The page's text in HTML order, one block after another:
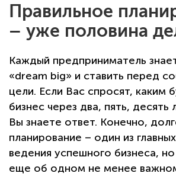
Правильное
– уже половина
Каждый предприниматель
«dream big» и ставить перед
цели. Если Вас спросят, каким
бизнес через два, пять, десять
Вы знаете ответ. Конечно,
планирование – один из
ведения успешного бизнеса,
еще об одном не менее